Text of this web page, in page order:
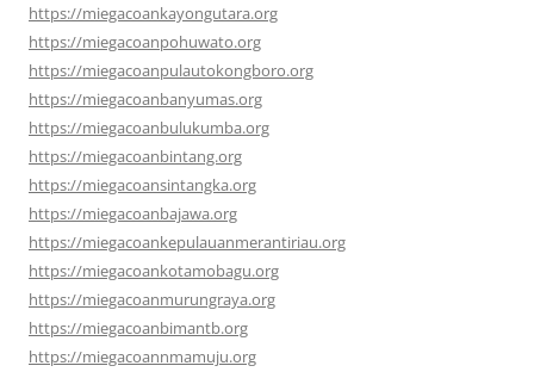
https://miegacoankayongutara.org
https://miegacoanpohuwato.org
https://miegacoanpulautokongboro.org
https://miegacoanbanyumas.org
https://miegacoanbulukumba.org
https://miegacoanbintang.org
https://miegacoansintangka.org
https://miegacoanbajawa.org
https://miegacoankepulauanmerantiriau.org
https://miegacoankotamobagu.org
https://miegacoanmurungraya.org
https://miegacoanbimantb.org
https://miegacoannmamuju.org